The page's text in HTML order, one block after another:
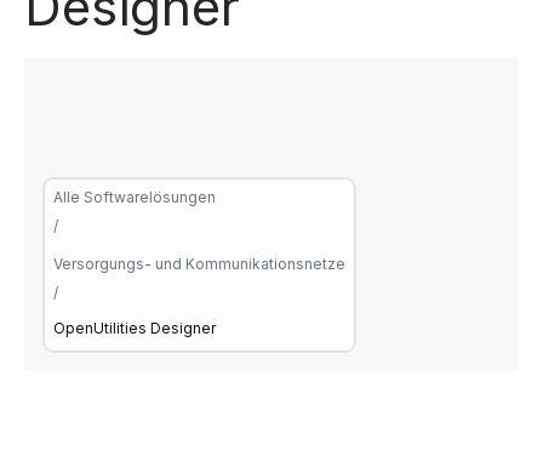
Alle Softwarelösungen
/
Versorgungs- und Kommunikationsnetze
/
OpenUtilities Designer